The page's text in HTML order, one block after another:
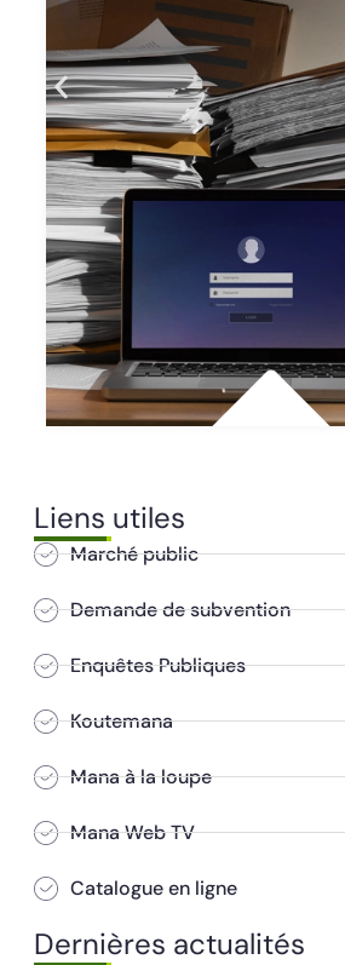
Liens utiles
Marché public
Demande de subvention
Enquêtes Publiques
Koutemana
Mana à la loupe
Mana Web TV
Catalogue en ligne
Dernières actualités